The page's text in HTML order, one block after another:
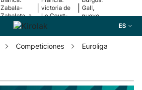
Zabala-
Zabaleta, a
la final
victoria de
Le Court-
Pienaar
Gall,
nuevo
ES
Competiciones Euroliga